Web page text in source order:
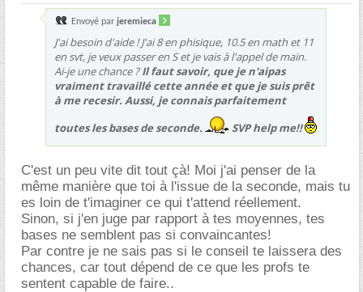
Envoyé par jeremieca
J'ai besoin d'aide ! J'ai 8 en phisique, 10.5 en math et 11
en svt, je veux passer en S et je vais à l'appel de main.
Ai-je une chance ?Il faut savoir, que je n'aipas
vraiment travaillé cette année et que je suis prêt
à me recesir. Aussi, je connais parfaitement
toutes les bases de seconde.
SVP help me!!
C'est un peu vite dit tout çà! Moi j'ai penser de la
même manière que toi à l'issue de la seconde, mais tu
es loin de t'imaginer ce qui t'attend réellement.
Sinon, si j'en juge par rapport à tes moyennes, tes
bases ne semblent pas si convaincantes!
Par contre je ne sais pas si le conseil te laissera des
chances, car tout dépend de ce que les profs te
sentent capable de faire..